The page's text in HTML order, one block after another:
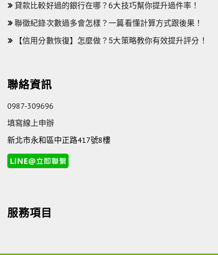
貸款比較好過的銀行在哪？6大技巧幫你提升過件率！
聯徵紀錄次數過多會怎樣？一篇看懂計算方式跟後果！
【信用分數恢復】怎麼做？5大策略教你有效提升評分！
聯絡資訊
0987-309696
填寫線上申辦
新北市永和區中正路417號8樓
服務項目